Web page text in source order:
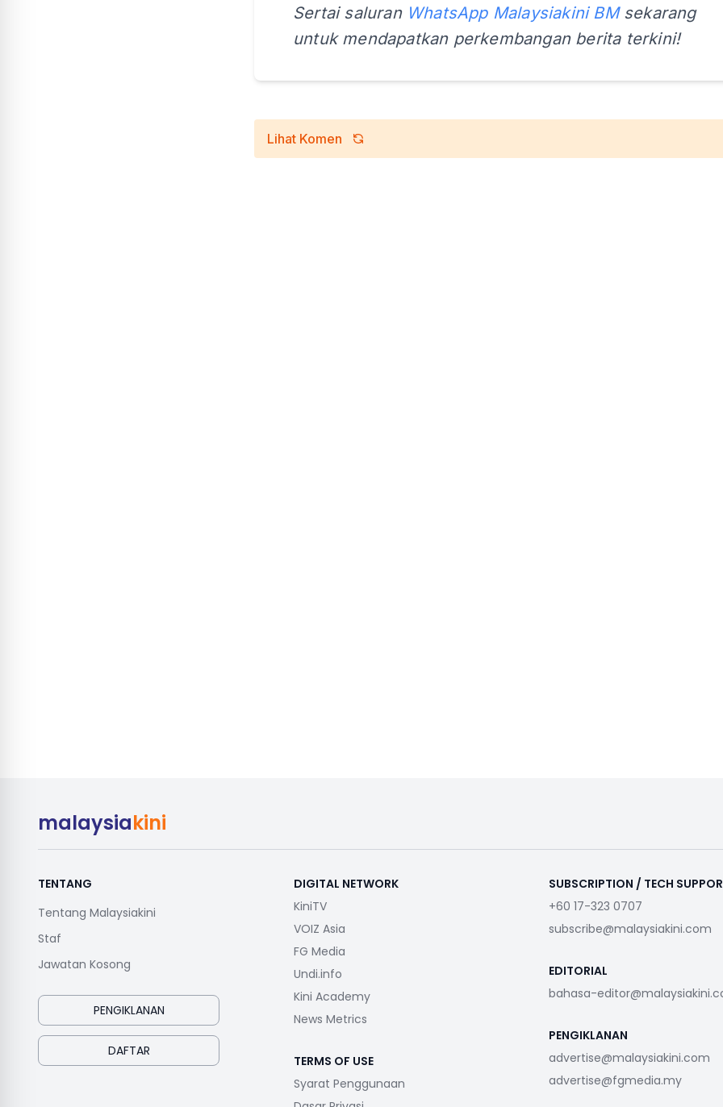
Sertai saluran WhatsApp Malaysiakini BMsekarang
untuk mendapatkan perkembangan berita terkini!
Lihat Komen
malaysiakini
TENTANG
Tentang Malaysiakini
Staf
Jawatan Kosong
PENGIKLANAN
DAFTAR
DIGITAL NETWORK
KiniTV
VOIZ Asia
FG Media
Undi.info
Kini Academy
News Metrics
TERMS OF USE
Syarat Penggunaan
SUBSCRIPTION / TECH
+60 17-323 0707
subscribe@malaysiakini.com
EDITORIAL
bahasa-
PENGIKLANAN
advertise@malaysiakini.com
advertise@fgmedia.my